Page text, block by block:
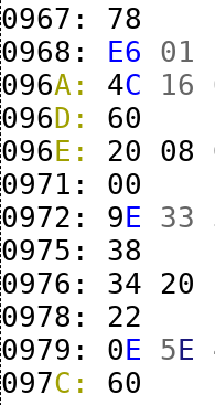
0967:
78
0968:
E6 01
096A: 4C 16
096D: 60
096E: 20 08
0971:
00
0972:
9E 33
0975:
38
0976:
34 20
0978:
22
0979:
0E 5E
097C: 60